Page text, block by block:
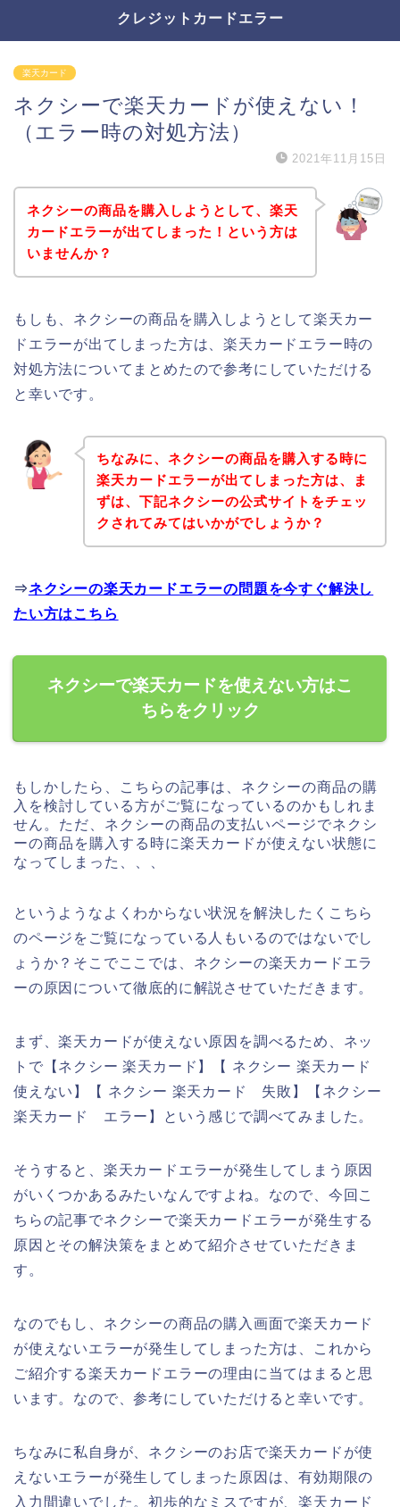
クレジットカードエラー
楽天カード
ネクシーで楽天カードが使えない！
（エラー時の対処方法）
2021年11月15日
ネクシーの商品を購入しようとして、楽天
カードエラーが出てしまった！という方は
いませんか？
もしも、ネクシーの商品を購入しようとして楽天カー
ドエラーが出てしまった方は、楽天カードエラー時の
対処方法についてまとめたので参考にしていただける
と幸いです。
ちなみに、ネクシーの商品を購入する時に
楽天カードエラーが出てしまった方は、ま
ずは、下記ネクシーの公式サイトをチェッ
クされてみてはいかがでしょうか？
⇒ネクシーの楽天カードエラーの問題を今すぐ解決し
たい方はこちら
ネクシーで楽天カードを使えない方はこ
ちらをクリック
もしかしたら、こちらの記事は、ネクシーの商品の購
入を検討している方がご覧になっているのかもしれま
せん。ただ、ネクシーの商品の支払いページでネクシ
ーの商品を購入する時に楽天カードが使えない状態に
なってしまった、、、
というようなよくわからない状況を解決したくこちら
のページをご覧になっている人もいるのではないでし
ょうか？そこでここでは、ネクシーの楽天カードエラ
ーの原因について徹底的に解説させていただきます。
まず、楽天カードが使えない原因を調べるため、ネッ
トで【ネクシー 楽天カード】【 ネクシー 楽天カード
使えない】【 ネクシー 楽天カード 失敗】【ネクシー
楽天カード エラー】という感じで調べてみました。
そうすると、楽天カードエラーが発生してしまう原因
がいくつかあるみたいなんですよね。なので、今回こ
ちらの記事でネクシーで楽天カードエラーが発生する
原因とその解決策をまとめて紹介させていただきま
す。
なのでもし、ネクシーの商品の購入画面で楽天カード
が使えないエラーが発生してしまった方は、これから
ご紹介する楽天カードエラーの理由に当てはまると思
います。なので、参考にしていただけると幸いです。
ちなみに私自身が、ネクシーのお店で楽天カードが使
えないエラーが発生してしまった原因は、有効期限の
入力間違いでした。初歩的なミスですが、楽天カード